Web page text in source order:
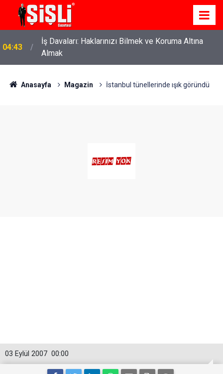
04:43
İş Davaları: Haklarınızı Bilmek ve Koruma Altına
Almak
Anasayfa Magazin İstanbul tünellerinde ışık göründü
00:00
03 Eylül 2007